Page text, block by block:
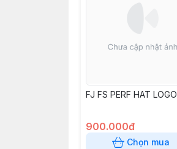
FJ FS PERF HAT LOGO
900.000đ
Chọn mua